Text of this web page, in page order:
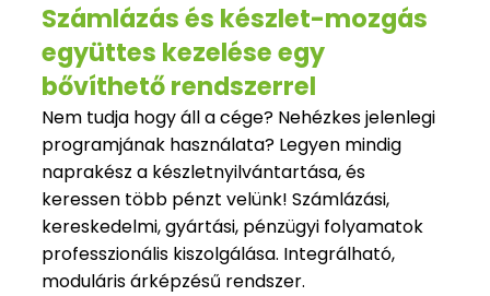
Számlázás és készlet-mozgás
együttes kezelése egy
bővíthető rendszerrel
Nem tudja hogy áll a cége? Nehézkes jelenlegi
programjának használata? Legyen mindig
naprakész a készletnyilvántartása, és
keressen több pénzt velünk! Számlázási,
kereskedelmi, gyártási, pénzügyi folyamatok
professzionális kiszolgálása. Integrálható,
moduláris árképzésű rendszer.